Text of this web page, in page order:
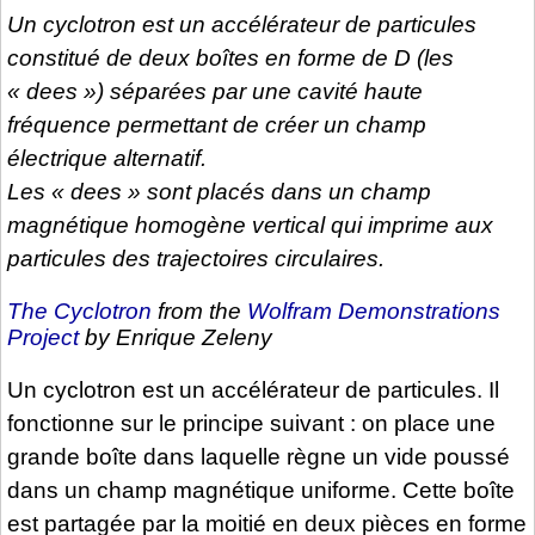
Un cyclotron est un accélérateur de particules
constitué de deux boîtes en forme de D (les
« dees ») séparées par une cavité haute
fréquence permettant de créer un champ
électrique alternatif.
Les « dees » sont placés dans un champ
magnétique homogène vertical qui imprime aux
particules des trajectoires circulaires.
The Cyclotron from the Wolfram Demonstrations
Projectby Enrique Zeleny
Un cyclotron est un accélérateur de particules. Il
fonctionne sur le principe suivant : on place une
grande boîte dans laquelle règne un vide poussé
dans un champ magnétique uniforme. Cette boîte
est partagée par la moitié en deux pièces en forme